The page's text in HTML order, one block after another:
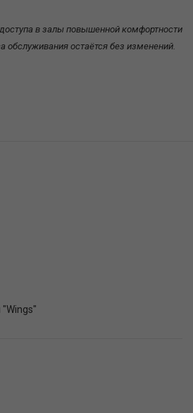
в залы повышенной комфортности
обслуживания остаётся без изменений.